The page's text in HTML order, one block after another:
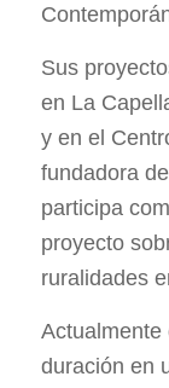
Sus
en La
y en el
fundadora
participa
proyecto
ruralidades
Actualmente
duración en